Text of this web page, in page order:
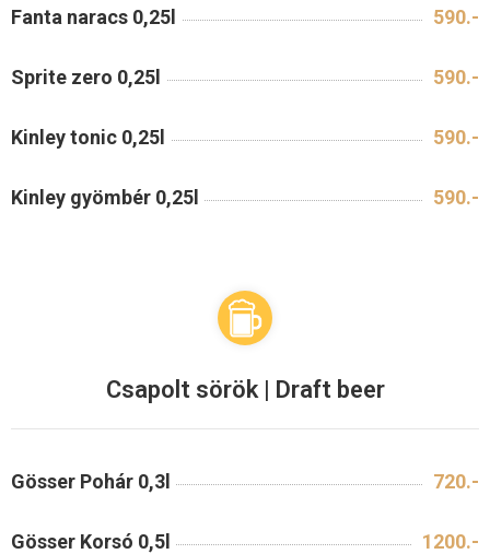
Fanta naracs 0,25l 590.-
Sprite zero 0,25l 590.-
Kinley tonic 0,25l 590.-
Kinley gyömbér 0,25l 590.-
Csapolt sörök | Draft beer
Gösser Pohár 0,3l 720.-
Gösser Korsó 0,5l 1200.-